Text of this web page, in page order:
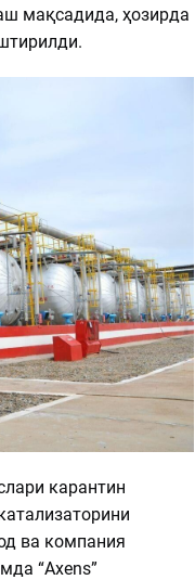
мақсадида, ҳозирда
карантин
ва компания
“Axens”